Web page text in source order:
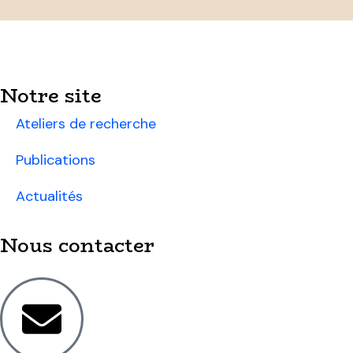
Notre site
Ateliers de recherche
Publications
Actualités
Nous contacter